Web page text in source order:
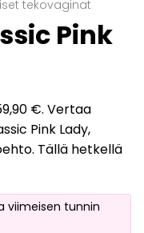
tekovaginat
Pink
€. Vertaa
Pink Lady,
Tällä hetkellä
viimeisen tunnin